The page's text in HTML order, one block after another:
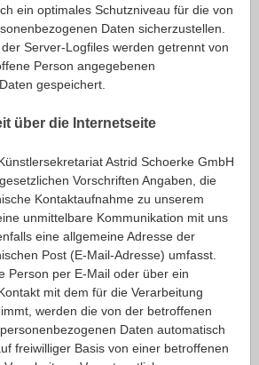
ein optimales Schutzniveau für die von
Daten sicherzustellen.
Server-Logfiles werden getrennt von
Person angegebenen
gespeichert.
über die Internetseite
Astrid Schoerke GmbH
Vorschriften Angaben, die
Kontaktaufnahme zu unserem
unmittelbare Kommunikation mit uns
eine allgemeine Adresse der
Post (E-Mail-Adresse) umfasst.
Person per E-Mail oder über ein
mit dem für die Verarbeitung
werden die von der betroffenen
Daten automatisch
freiwilliger Basis von einer betroffenen